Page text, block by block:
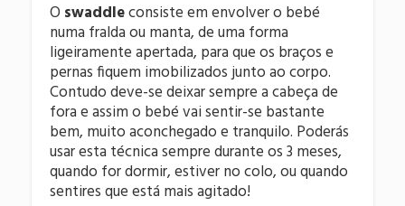
O swaddleconsiste em envolver o bebé
numa fralda ou manta, de uma forma
ligeiramente apertada, para que os braços e
pernas fiquem imobilizados junto ao corpo.
Contudo deve-se deixar sempre a cabeça de
fora e assim o bebé vai sentir-se bastante
bem, muito aconchegado e tranquilo. Poderás
usar esta técnica sempre durante os 3 meses,
quando for dormir, estiver no colo, ou quando
sentires que está mais agitado!